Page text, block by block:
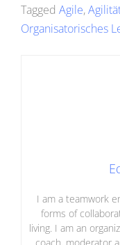
Tagged Agile,
Organisatorisches
I am a teamwork
forms of
living. I am an